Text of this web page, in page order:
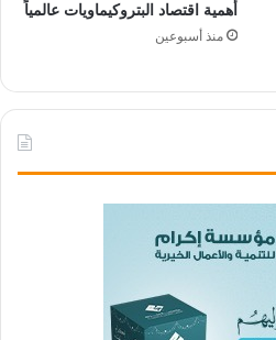
أهمية اقتصاد البتروكيماويات عالمياً
منذ أسبوعين